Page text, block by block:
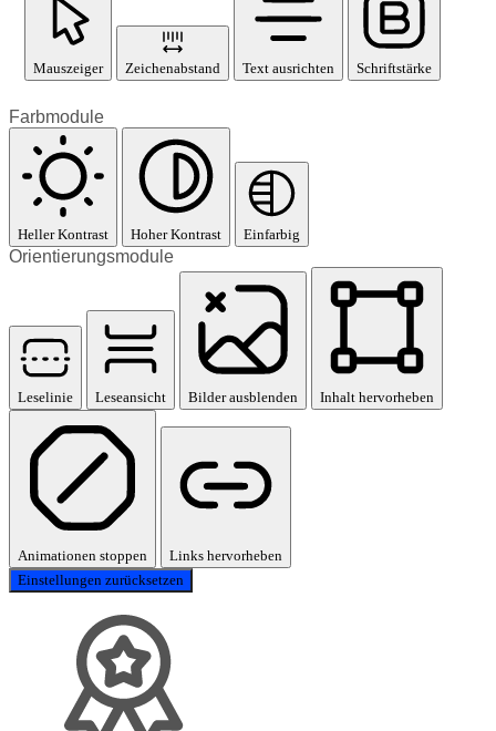
Mauszeiger Zeichenabstand Text ausrichten Schriftstärke
Farbmodule
Heller Kontrast Hoher Kontrast Einfarbig
Orientierungsmodule
Leselinie Leseansicht Bilder ausblenden Inhalt hervorheben
Animationen stoppen
Links hervorheben
Einstellungen zurücksetzen